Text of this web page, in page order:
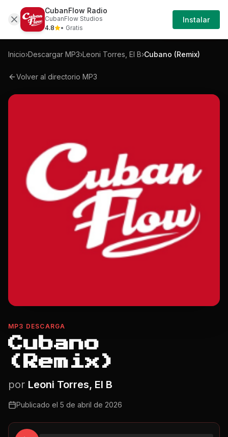
Mp3 Leoni-torres-el-b-cubano-remix-mp3
Iniciar
Sesión
Inicio›Descargar MP3›Leoni Torres, El B›Cubano (Remix)
Volver al directorio MP3
MP3 DESCARGA
Cubano
(Remix)
por Leoni Torres, El B
Publicado el 5 de abril de 2026
CubanFlow Radio
CubanFlow Studios
4.8
• Gratis
Instalar